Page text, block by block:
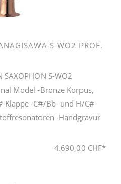
S-WO2 PROF.
SAXOPHON S-WO2
Model -Bronze Korpus,
Klappe -C#/Bb- und H/C#-
-Handgravur
4.690,00 CHF*